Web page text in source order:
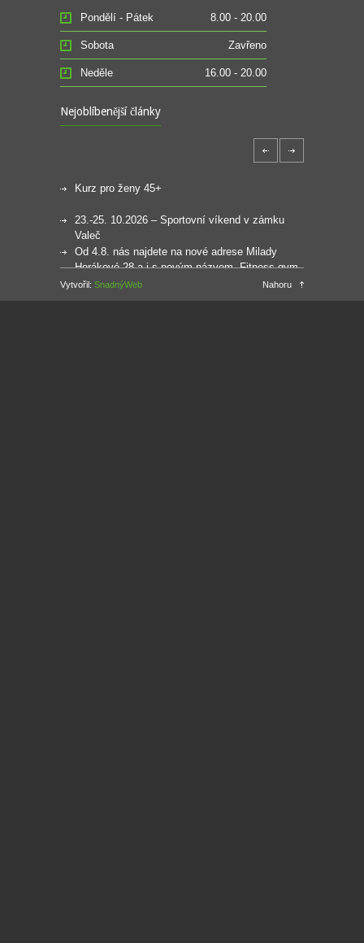
Pondělí - Pátek 8.00 - 20.00
Sobota Zavřeno
Neděle 16.00 - 20.00
Nejoblíbenější články
Kurz pro ženy 45+
23.-25. 10.2026 – Sportovní víkend v zámku
Valeč
Od 4.8. nás najdete na nové adrese Milady
Horákové 28 a i s novým názvem -Fitness gym
Martiny Zábranské
Multisport – od 1.12.2024
Vytvořil: SnadnýWeb Nahoru